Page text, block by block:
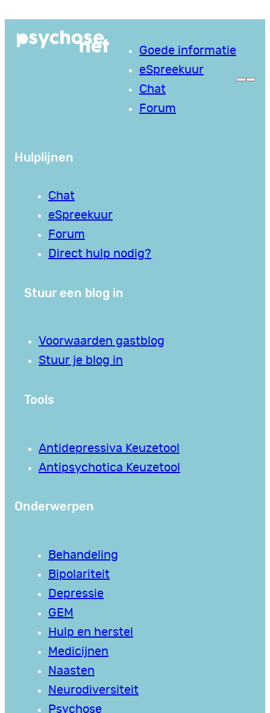
naar
Goede informatie
eSpreekuur
Chat
Forum
Hulplijnen
Chat
eSpreekuur
Forum
Direct hulp nodig?
Stuur een blog in
Voorwaarden gastblog
Stuur je blog in
Tools
Antidepressiva Keuzetool
Antipsychotica Keuzetool
Onderwerpen
Behandeling
Bipolariteit
Depressie
GEM
Hulp en herstel
Medicijnen
Naasten
Neurodiversiteit
Psychose